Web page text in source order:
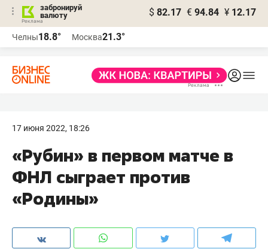
забронируй
валюту
$ 82.17 € 94.84 ¥ 12.17
Челны18.8° Москва21.3°
17 июня 2022, 18:26
«Рубин» в первом матче в
ФНЛ сыграет против
«Родины»